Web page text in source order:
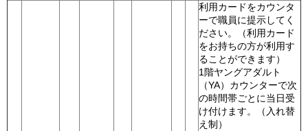
利用カードをカウンタ
ーで職員に提示してく
ださい。（利用カード
をお持ちの方が利用す
ることができます）
1階ヤングアダルト
（YA）カウンターで次
の時間帯ごとに当日受
け付けます。（入れ替
え制）